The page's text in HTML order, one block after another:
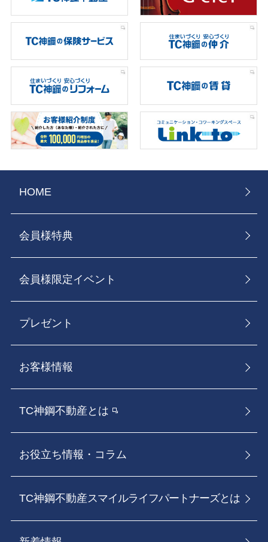
HOME
会員様特典
会員様限定イベント
プレゼント
お客様情報
TC神鋼不動産とは
お役立ち情報・コラム
TC神鋼不動産スマイルライフパートナーズとは